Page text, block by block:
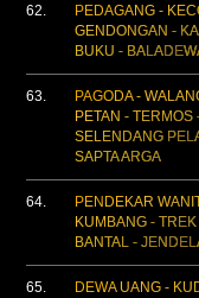
62.
PEDAGANG -
GENDONGAN -
BUKU -
63.
PAGODA -
PETAN - TERMOS
SELENDANG
SAPTA ARGA
64.
PENDEKAR
KUMBANG -
BANTAL -
65.
DEWA UANG -